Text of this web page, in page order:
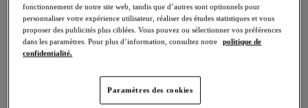
Partager
tailles internationales
fonctionnement de notre site web, tandis que d’autres sont optionnels pour
personnaliser votre expérience utilisateur, réaliser des études statistiques et vous
proposer des publicités plus ciblées. Vous pouvez ou sélectionner vos préférences
dans les paramètres. Pour plus d’information, consultez notre
politique de
confidentialité.
Paramètres des cookies